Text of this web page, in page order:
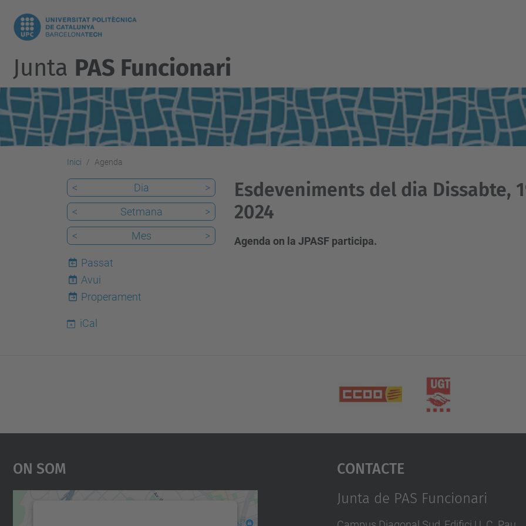
Junta PAS Funcionari
Inici Agenda
Esdeveniments del dia Dissabte,
2024
Agenda on la JPASF participa.
< Dia
>
<
Setmana
>
<
Mes >
Passat
8
Avui
Properament
iCal
On Som Contacte
Junta de PAS Funcionari